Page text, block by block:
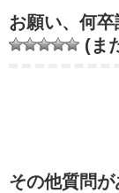
お願い、何卒
(ま
その他質問